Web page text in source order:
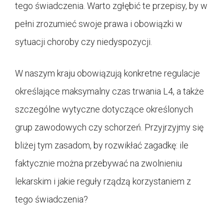
tego świadczenia. Warto zgłębić te przepisy, by w
pełni zrozumieć swoje prawa i obowiązki w
sytuacji choroby czy niedyspozycji.
W naszym kraju obowiązują konkretne regulacje
określające maksymalny czas trwania L4, a także
szczególne wytyczne dotyczące określonych
grup zawodowych czy schorzeń. Przyjrzyjmy się
bliżej tym zasadom, by rozwikłać zagadkę: ile
faktycznie można przebywać na zwolnieniu
lekarskim i jakie reguły rządzą korzystaniem z
tego świadczenia?